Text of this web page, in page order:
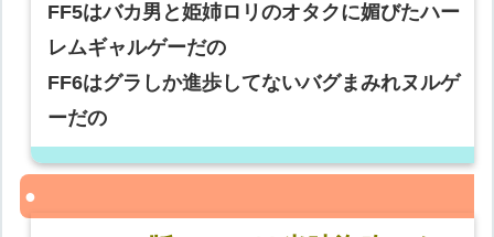
FF5はバカ男と姫姉ロリのオタクに媚びたハー
レムギャルゲーだの
FF6はグラしか進歩してないバグまみれヌルゲ
ーだの